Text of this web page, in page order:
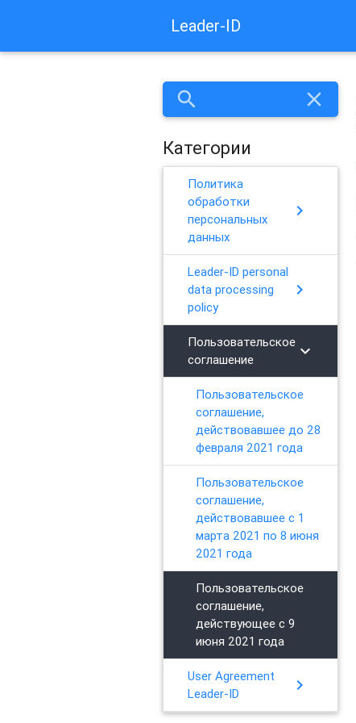
Leader-ID
search close
Категории
Политика
обработки
персональных
данных
chevron_right
Leader-ID personal
data processing
policy
chevron_right
Пользовательское
соглашение
chevron_right
Пользовательское
соглашение,
действовавшее до 28
февраля 2021 года
Пользовательское
соглашение,
действовавшее с 1
марта 2021 по 8 июня
2021 года
Пользовательское
соглашение,
действующее с 9
июня 2021 года
User Agreement
Leader-ID
chevron_right